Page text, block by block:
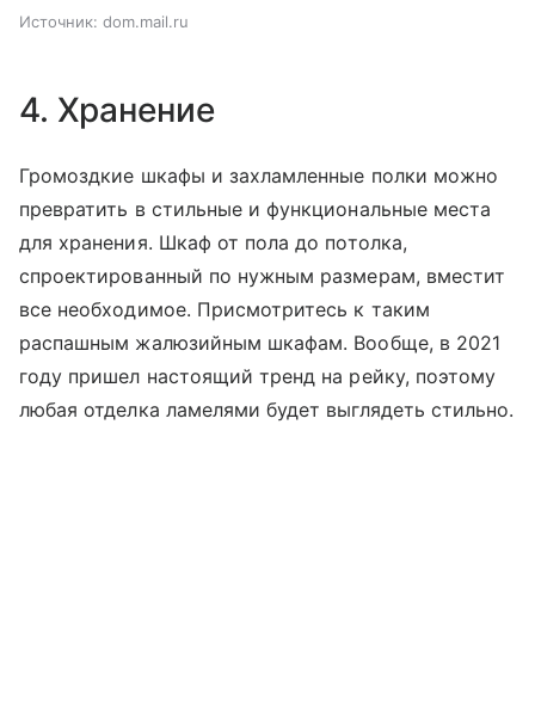
Источник: dom.mail.ru
4. Хранение
Громоздкие шкафы и захламленные полки можно
превратить в стильные и функциональные места
для хранения. Шкаф от пола до потолка,
спроектированный по нужным размерам, вместит
все необходимое. Присмотритесь к таким
распашным жалюзийным шкафам. Вообще, в 2021
году пришел настоящий тренд на рейку, поэтому
любая отделка ламелями будет выглядеть стильно.